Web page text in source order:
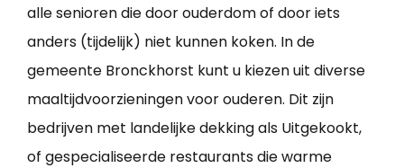
alle senioren die door ouderdom of door iets
anders (tijdelijk) niet kunnen koken. In de
gemeente Bronckhorst kunt u kiezen uit diverse
maaltijdvoorzieningen voor ouderen. Dit zijn
bedrijven met landelijke dekking als Uitgekookt,
of gespecialiseerde restaurants die warme